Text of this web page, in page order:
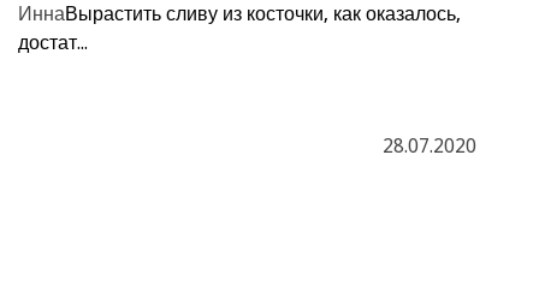
ИннаВырастить сливу из косточки, как оказалось,
достат...
28.07.2020